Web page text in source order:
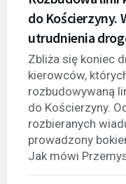
do Kościerzyny.
utrudnienia
Zbliża się koniec
kierowców,
rozbudowywaną
do Kościerzyny.
rozbieranych
prowadzony
Jak mówi